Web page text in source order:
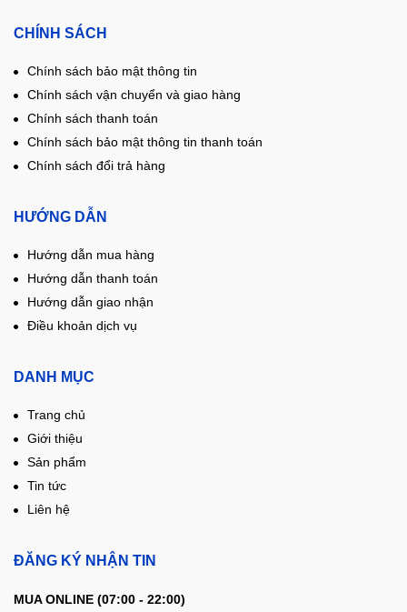
CHÍNH SÁCH
Chính sách bảo mật thông tin
Chính sách vận chuyển và giao hàng
Chính sách thanh toán
Chính sách bảo mật thông tin thanh toán
Chính sách đổi trả hàng
HƯỚNG DẪN
Hướng dẫn mua hàng
Hướng dẫn thanh toán
Hướng dẫn giao nhận
Điều khoản dịch vụ
DANH MỤC
Trang chủ
Giới thiệu
Sản phẩm
Tin tức
Liên hệ
ĐĂNG KÝ NHẬN TIN
MUA ONLINE (07:00 - 22:00)